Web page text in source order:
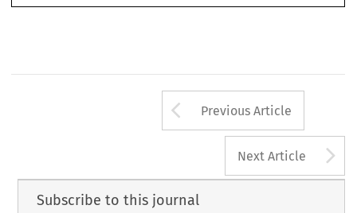
Arrow button
Previous Article
Next Article
Subscribe to this journal